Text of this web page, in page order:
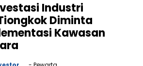
Industri
Diminta
Kawasan